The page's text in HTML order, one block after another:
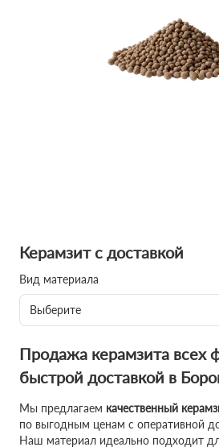
Керамзит с доставкой
Вид материала
Выберите
Продажа керамзита всех
быстрой доставкой в
Мы предлагаем качественный
по выгодным ценам с оперативной
Наш материал идеально подходит